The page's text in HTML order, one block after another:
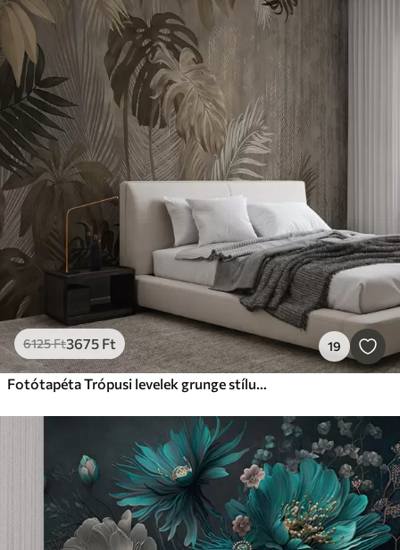
6125Ft3675 Ft 19
Fotótapéta Trópusi levelek grunge stílusban